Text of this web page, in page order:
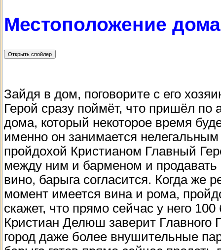
Местоположение
Зайдя в дом, поговорите с его
Герой сразу поймёт, что пришёл по
дома, который некоторое время
именно он занимается
пройдохой Кристианом Главный
между ним и барменом и продавать
вино, барыга согласится. Когда же
момент имеется вина и рома,
скажет, что прямо сейчас у него
Кристиан Делюш заверит Главного
город даже более внушительные